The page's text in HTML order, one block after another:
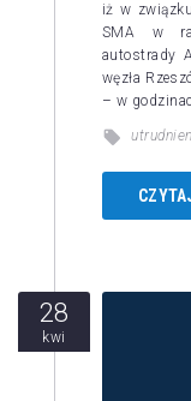
iż w
SMA w
autostrady
węzła
– w
28
kwi